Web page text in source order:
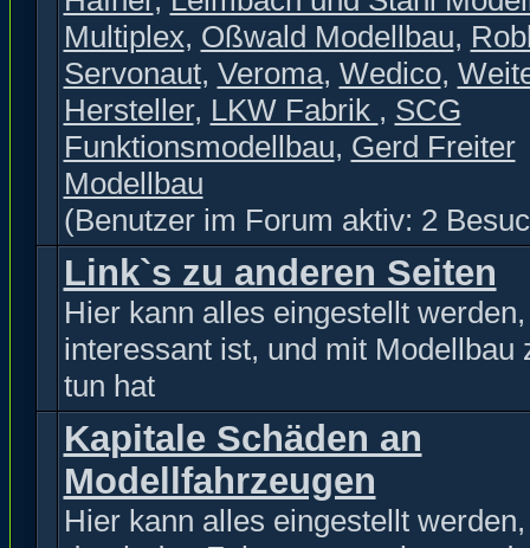
Multiplex, Oßwald Modellbau,
Servonaut, Veroma, Wedico,
Hersteller, LKW Fabrik , SCG
Funktionsmodellbau, Gerd Freiter
Modellbau
(Benutzer im Forum aktiv: 2
Link`s zu anderen Seiten
Hier kann alles eingestellt
interessant ist, und mit Modellbau
tun hat
Kapitale Schäden an
Modellfahrzeugen
Hier kann alles eingestellt